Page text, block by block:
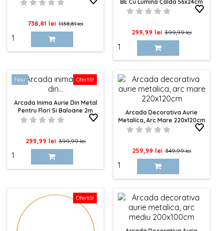
Pret
738,81 lei Pret
baza
1.138,81 lei
BE Cu Lumina Calda 56x24cm
Pret
299,99 lei Pret
baza
399,99 lei
Nou Ofertă!
Arcada Inima Aurie Din Metal
Pentru Flori Si Baloane 2m
Pret
299,99 lei Pret
baza
399,99 lei
Arcada Decorativa Aurie
Metalica, Arc Mare 220x120cm
Pret
259,99 lei Pret
baza
349,99 lei
Ofertă!